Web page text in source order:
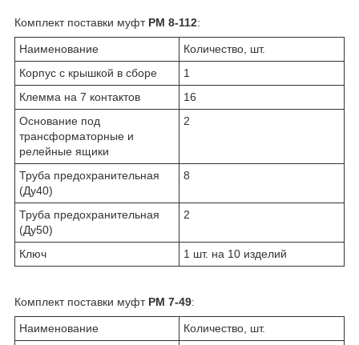
Комплект поставки муфт РМ 8-112:
Наименование
Количество, шт.
Корпус с крышкой в сборе
1
Клемма на 7 контактов
16
Основание под
трансформаторные и
релейные ящики
2
Труба предохранительная
(Ду40)
8
Труба предохранительная
(Ду50)
2
Ключ 1 шт. на 10 изделий
Комплект поставки муфт РМ 7-49:
Наименование
Количество, шт.